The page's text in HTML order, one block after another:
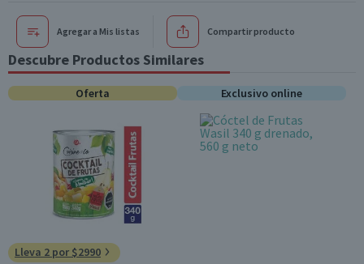
Agregar a Mis listas Compartir producto
Descubre Productos Similares
Oferta
Lleva 2 por $2990
Exclusivo online